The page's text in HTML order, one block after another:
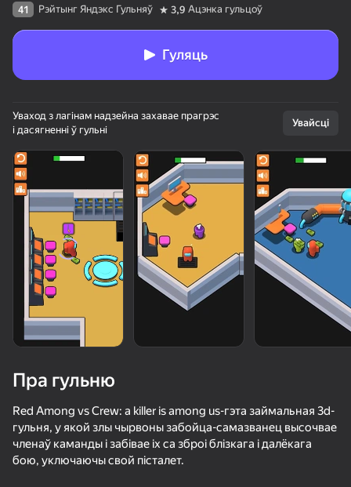
50+ лепшых гульняў, у якія гуляюць
нават тыя, хто «не гуляе»
41 Рэйтынг Яндэкс Гульняў 3,9 Ацэнка гульцоў
Гуляць
Уваход з лагінам надзейна захавае прагрэс
і дасягненні ў гульні
Увайсці
Пра гульню
Red Among vs Crew: a killer is among us-гэта займальная 3d-
гульня, у якой злы чырвоны забойца-самазванец высочвае
членаў каманды і забівае іх са зброі блізкага і далёкага
бою, уключаючы свой пісталет.